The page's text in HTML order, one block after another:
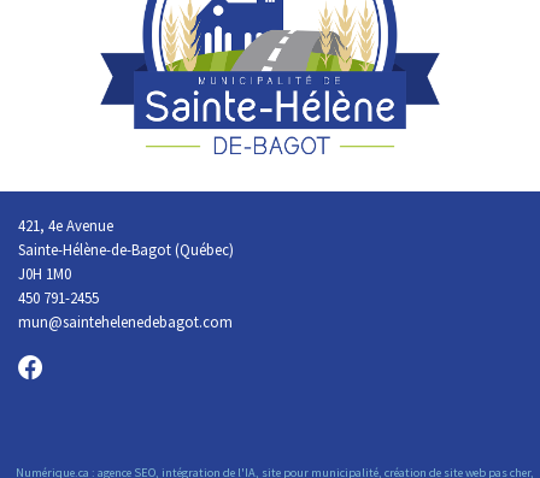
421, 4e Avenue
Sainte-Hélène-de-Bagot (Québec)
J0H 1M0
450 791-2455
mun@saintehelenedebagot.com
Numérique.ca :agence SEO, intégration de l'IA, site pour municipalité,création de site web pas cher,